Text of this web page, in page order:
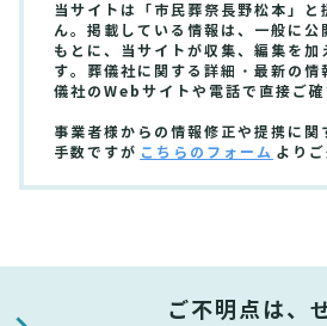
当サイトは「市民葬祭長野松本」と
ん。掲載している情報は、一般に公
もとに、当サイトが収集、編集を加
す。葬儀社に関する詳細・最新の情
儀社のWebサイトや電話で直接ご確
事業者様からの情報修正や提携に関
手数ですが こちらのフォーム より
ご不明点は、